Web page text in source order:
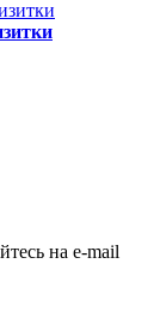
на e-mail